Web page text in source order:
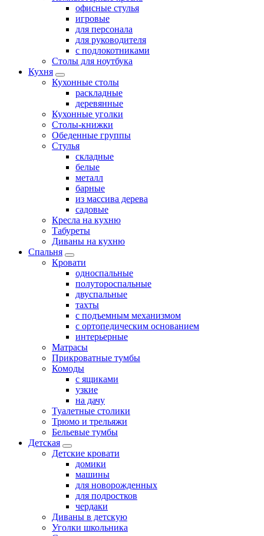
офисные стулья
игровые
для персонала
для руководителя
с подлокотниками
Столы для ноутбука
Кухня
Кухонные столы
раскладные
деревянные
Кухонные уголки
Столы-книжки
Обеденные группы
Стулья
складные
белые
металл
барные
из массива дерева
садовые
Кресла на кухню
Табуреты
Диваны на кухню
Спальня
Кровати
односпальные
полутороспальные
двуспальные
тахты
с подъемным механизмом
с ортопедическим основанием
интерьерные
Матрасы
Прикроватные тумбы
Комоды
с ящиками
узкие
на дачу
Туалетные столики
Трюмо и трельяжи
Бельевые тумбы
Детская
Детские кровати
домики
машины
для новорожденных
для подростков
чердаки
Диваны в детскую
Уголки школьника